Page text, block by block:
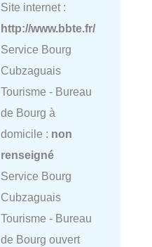
Site internet :
http://www.bbte.fr/
Service Bourg
Cubzaguais
Tourisme - Bureau
de Bourg à
domicile : non
renseigné
Service Bourg
Cubzaguais
Tourisme - Bureau
de Bourg ouvert